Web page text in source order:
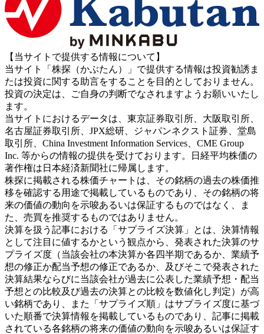
【当サイトで提供する情報について】
当サイト「株探（かぶたん）」で提供する情報は投資勧誘ま
たは投資に関する助言をすることを目的としておりません。
投資の決定は、ご自身の判断でなされますようお願いいたし
ます。
当サイトにおけるデータは、東京証券取引所、大阪取引所、
名古屋証券取引所、JPX総研、ジャパンネクスト証券、堂島
取引所、China Investment Information Services、CME Group
Inc. 等からの情報の提供を受けております。日経平均株価の
著作権は日本経済新聞社に帰属します。
株探に掲載される株価チャートは、その銘柄の過去の株価推
移を確認する用途で掲載しているものであり、その銘柄の将
来の価値の動向を示唆あるいは保証するものではなく、ま
た、売買を推奨するものではありません。
決算を扱う記事における「サプライズ決算」とは、決算情報
として注目に値するかという観点から、発表された決算のサ
プライズ度（当該会社の本決算か各四半期であるか、業績予
想の修正か配当予想の修正であるか、及びそこで発表された
決算結果ならびに当該会社が過去に公表した業績予想・配当
予想との比較及び過去の決算との比較を数値化し判定）が高
い銘柄であり、また「サプライズ順」はサプライズ度に基づ
いた順番で決算情報を掲載しているものであり、記事に掲載
されている各銘柄の将来の価値の動向を示唆あるいは保証す